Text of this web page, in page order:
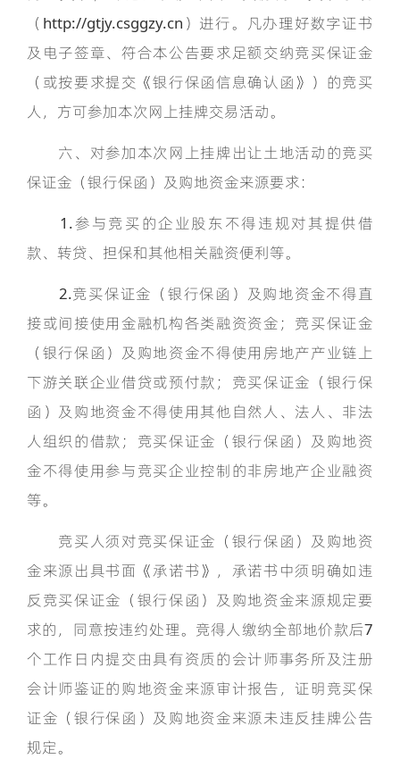
（http://gtjy.csggzy.cn）进行。凡办理好数字证书
及电子签章、符合本公告要求足额交纳竞买保证金
（或按要求提交《银行保函信息确认函》）的竞买
人，方可参加本次网上挂牌交易活动。
六、对参加本次网上挂牌出让土地活动的竞买
保证金（银行保函）及购地资金来源要求：
1.参与竞买的企业股东不得违规对其提供借
款、转贷、担保和其他相关融资便利等。
2.竞买保证金（银行保函）及购地资金不得直
接或间接使用金融机构各类融资资金；竞买保证金
（银行保函）及购地资金不得使用房地产产业链上
下游关联企业借贷或预付款；竞买保证金（银行保
函）及购地资金不得使用其他自然人、法人、非法
人组织的借款；竞买保证金（银行保函）及购地资
金不得使用参与竞买企业控制的非房地产企业融资
等。
竞买人须对竞买保证金（银行保函）及购地资
金来源出具书面《承诺书》，承诺书中须明确如违
反竞买保证金（银行保函）及购地资金来源规定要
求的，同意按违约处理。竞得人缴纳全部地价款后7
个工作日内提交由具有资质的会计师事务所及注册
会计师鉴证的购地资金来源审计报告，证明竞买保
证金（银行保函）及购地资金来源未违反挂牌公告
规定。